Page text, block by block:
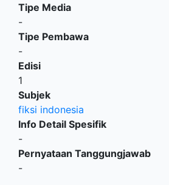
Tipe Media
-
Tipe Pembawa
-
Edisi
1
Subjek
fiksi indonesia
Info Detail Spesifik
-
Pernyataan Tanggungjawab
-